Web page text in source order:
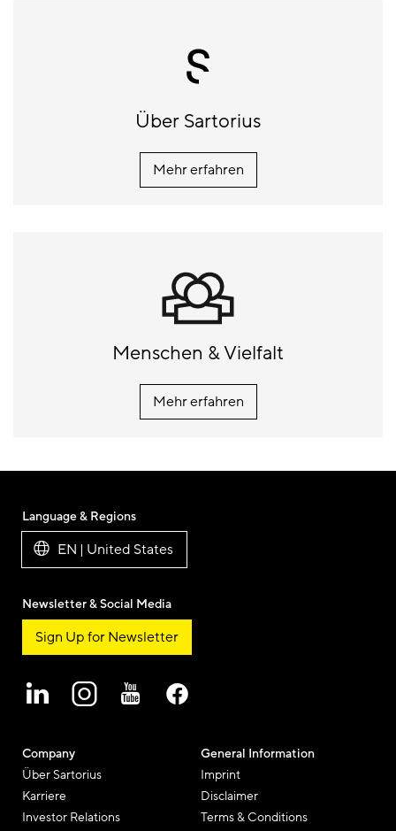
Über Sartorius
Mehr erfahren
Menschen & Vielfalt
Mehr erfahren
Company
Über Sartorius
Karriere
Investor Relations
General Information
Imprint
Disclaimer
Terms & Conditions
Language & Regions
EN | United States
Newsletter & Social Media
Sign Up for Newsletter